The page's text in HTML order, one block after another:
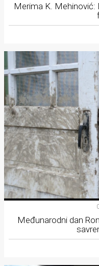
Merima K. Mehinović:
Međunarodni dan